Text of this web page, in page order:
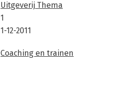
Uitgeverij Thema
1
1-12-2011
Coaching en trainen